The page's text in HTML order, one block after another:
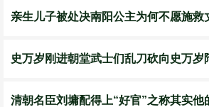
清朝名臣刘墉配得上“好官”之称其实他